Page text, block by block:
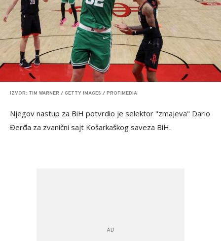
IZVOR: TIM WARNER / GETTY IMAGES / PROFIMEDIA
Njegov nastup za BiH potvrdio je selektor "zmajeva" Dario
Đerđa za zvanični sajt Košarkaškog saveza BiH.